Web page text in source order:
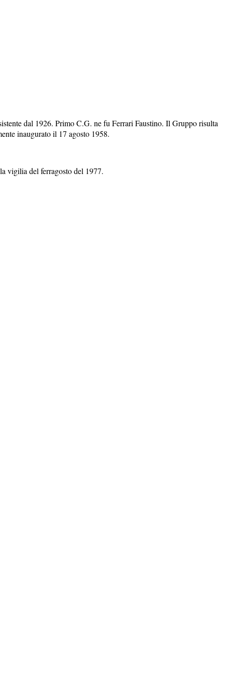
dal 1926. Primo C.G. ne fu Ferrari Faustino. Il Gruppo risulta
inaugurato il 17 agosto 1958.
vigilia del ferragosto del 1977.